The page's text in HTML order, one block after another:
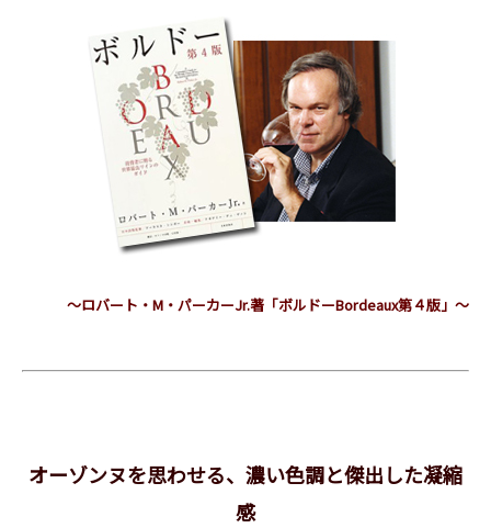
～ロバート・M・パーカーJr.著「ボルドーBordeaux第４版」～
オーゾンヌを思わせる、濃い色調と傑出した凝縮
感